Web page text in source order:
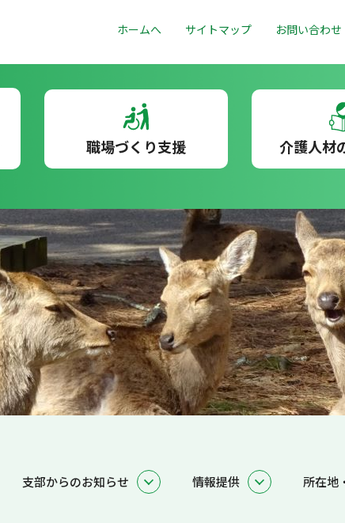
ホームへ サイトマップ お問い合わせ
職場づくり支援 介護人材
支部からのお知らせ 情報提供 所在地